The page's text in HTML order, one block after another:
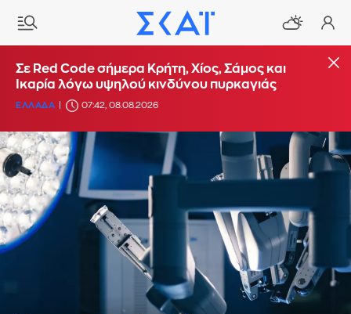
Σε Red Code σήμερα Κρήτη, Χίος, Σάμος και
Ικαρία λόγω υψηλού κινδύνου πυρκαγιάς
ΕΛΛΑΔΑ 07:42, 08.08.2026